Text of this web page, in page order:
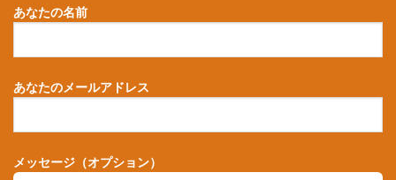
あなたの名前
あなたのメールアドレス
メッセージ（オプション）